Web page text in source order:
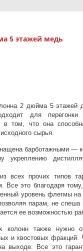
5 этажей медь
2 дюйма 5 этажей
для
в том, что она
сырья.
барботажными —
укреплению
всех прочих типов
Все это благодаря
уровень флегмы
парам, не спеша
ее возможностью
колонн также нужно
и хвостовых фракций.
выходе. Все это